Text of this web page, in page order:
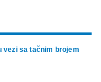
vezi sa tačnim brojem